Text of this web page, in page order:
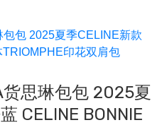
货思琳包包 2025夏
CELINE BONNIE